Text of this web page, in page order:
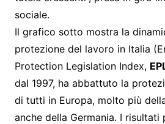
sociale.
Il grafico sotto mostra la
protezione del lavoro in Italia
Protection Legislation Index,
dal 1997, ha abbattuto la
di tutti in Europa, molto più
anche della Germania. I risultati